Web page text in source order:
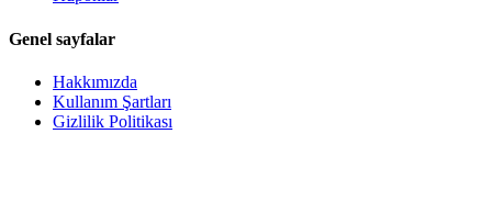
Genel sayfalar
Hakkımızda
Kullanım Şartları
Gizlilik Politikası